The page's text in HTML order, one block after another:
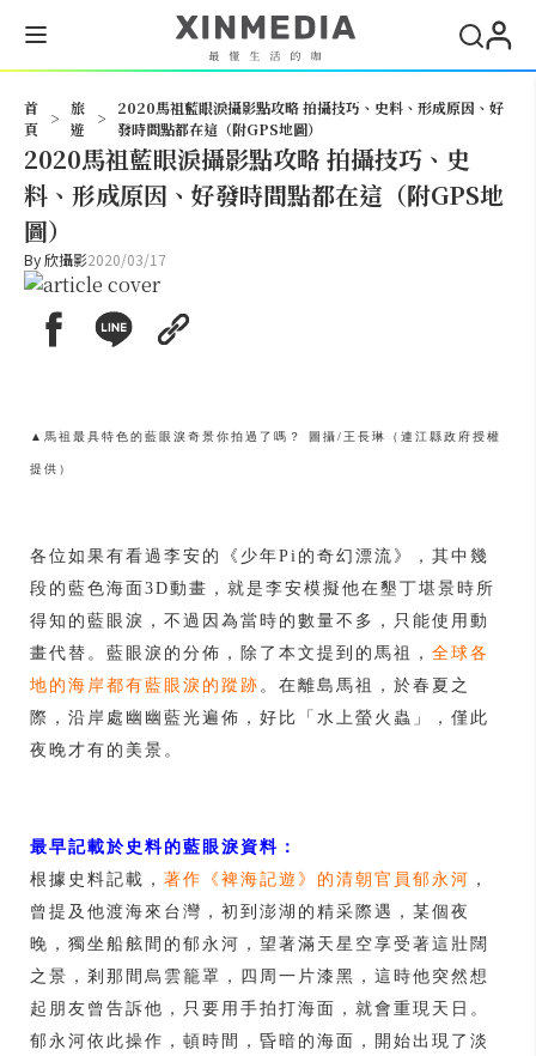
首
頁
>
旅
遊
>
2020馬祖藍眼淚攝影點攻略 拍攝技巧、史料、形成原因、好
發時間點都在這（附GPS地圖）
2020馬祖藍眼淚攝影點攻略 拍攝技巧、史
料、形成原因、好發時間點都在這（附GPS地
圖）
By欣攝影2020/03/17
▲馬祖最具特色的藍眼淚奇景你拍過了嗎？ 圖攝/王長琳（連江縣政府授權
提供）
各位如果有看過李安的《少年Pi的奇幻漂流》，其中幾
段的藍色海面3D動畫，就是李安模擬他在墾丁堪景時所
得知的藍眼淚，不過因為當時的數量不多，只能使用動
畫代替。藍眼淚的分佈，除了本文提到的馬祖， 全球各
地的海岸都有藍眼淚的蹤跡 。在離島馬祖，於春夏之
際，沿岸處幽幽藍光遍佈，好比「水上螢火蟲」，僅此
夜晚才有的美景。
最早記載於史料的藍眼淚資料：
根據史料記載， 著作《裨海記遊》的清朝官員郁永河 ，
曾提及他渡海來台灣，初到澎湖的精采際遇，某個夜
晚，獨坐船舷間的郁永河，望著滿天星空享受著這壯闊
之景，剎那間烏雲籠罩，四周一片漆黑，這時他突然想
起朋友曾告訴他，只要用手拍打海面，就會重現天日。
郁永河依此操作，頓時間，昏暗的海面，開始出現了淡